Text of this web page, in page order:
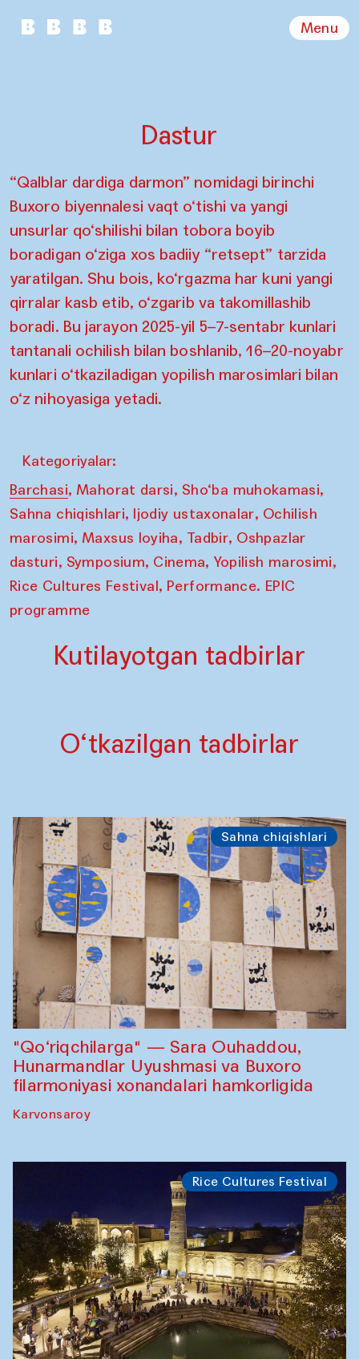
Menu
Dastur
“Qalblar dardiga darmon” nomidagi birinchi
Buxoro biyennalesi vaqt o‘tishi va yangi
unsurlar qo‘shilishi bilan tobora boyib
boradigan o‘ziga xos badiiy “retsept” tarzida
yaratilgan. Shu bois, ko‘rgazma har kuni yangi
qirralar kasb etib, o‘zgarib va takomillashib
boradi. Bu jarayon 2025-yil 5–7-sentabr kunlari
tantanali ochilish bilan boshlanib, 16–20-noyabr
kunlari o‘tkaziladigan yopilish marosimlari bilan
o‘z nihoyasiga yetadi.
Kategoriyalar:
Barchasi, Mahorat darsi, Sho‘ba muhokamasi,
Sahna chiqishlari, Ijodiy ustaxonalar, Ochilish
marosimi, Maxsus loyiha, Tadbir, Oshpazlar
dasturi, Symposium, Cinema, Yopilish marosimi,
Rice Cultures Festival, Performance. EPIC
programme
Kutilayotgan tadbirlar
O‘tkazilgan tadbirlar
Sahna chiqishlari
"Qo‘riqchilarga" — Sara Ouhaddou,
Hunarmandlar Uyushmasi va Buxoro
filarmoniyasi xonandalari hamkorligida
Karvonsaroy
Rice Cultures Festival